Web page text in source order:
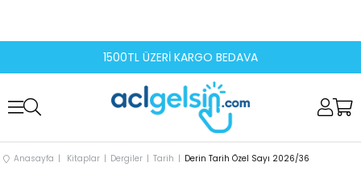
1500TL ÜZERİ KARGO BEDAVA
Anasayfa Kitaplar Dergiler Tarih Derin Tarih Özel Sayı 2026/36